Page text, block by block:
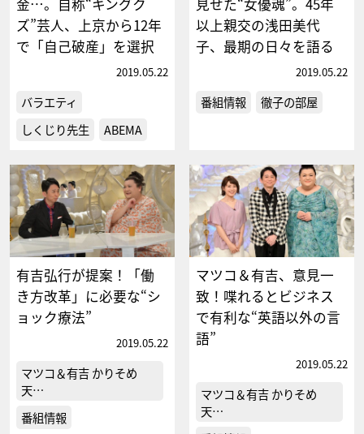
金…。自称“キングク
ズ”芸人、上京から12年
で「自己破産」を選択
2019.05.22
バラエティ
しくじり先生
ABEMA
見せた“女優魂”。45年
以上親交の浅田美代
子、最期の日々を語る
2019.05.22
番組情報 徹子の部屋
有吉弘行が提案！「働
き方改革」に必要な“シ
ョック療法”
2019.05.22
マツコ＆有吉 かりそめ
天…
番組情報
マツコ＆有吉、意見一
致！喋れるとビジネス
で有利な“英語以外の言
語”
2019.05.22
マツコ＆有吉 かりそめ
天…